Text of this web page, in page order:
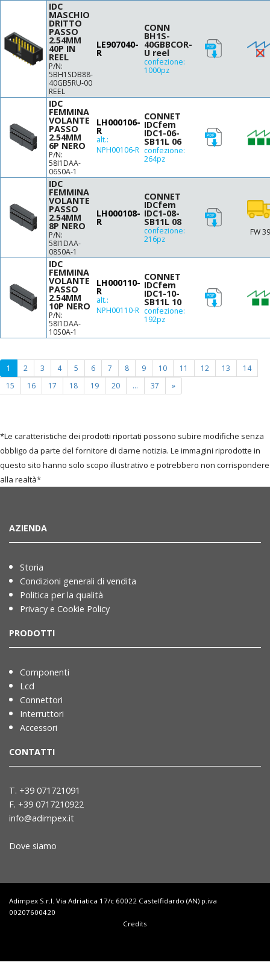
IDC
MASCHIO
DRITTO
PASSO
2.54MM
40P IN
REEL
P/N:
5BH1SDB88-
40GB5RU-00
REEL
LE907040-
R
CONN
BH1S-
40GBBCOR-
U reel
confezione:
1000pz
IDC
FEMMINA
VOLANTE
PASSO
2.54MM
6P NERO
P/N:
58I1DAA-
06S0A-1
LH000106-
R
alt.:
NPH00106-R
CONNET
IDCfem
IDC1-06-
SB11L 06
confezione:
264pz
IDC
FEMMINA
VOLANTE
PASSO
2.54MM
8P NERO
P/N:
58I1DAA-
08S0A-1
LH000108-
R
CONNET
IDCfem
IDC1-08-
SB11L 08
confezione:
216pz
FW 39
IDC
FEMMINA
VOLANTE
PASSO
2.54MM
10P NERO
P/N:
58I1DAA-
10S0A-1
LH000110-
R
alt.:
NPH00110-R
CONNET
IDCfem
IDC1-10-
SB11L 10
confezione:
192pz
1
(current
page)
2 3 4 5 6 7 8 9 10 11 12 13
14
15
16 17 18 19 20 ... 37 »
*Le caratteristiche dei prodotti riportati possono subire modifiche senza
obbligo da parte del fornitore di darne notizia. Le immagini riprodotte in
questo sito hanno solo scopo illustrativo e potrebbero non corrispondere
alla realtà*
AZIENDA
Storia
Condizioni generali di vendita
Politica per la qualità
Privacy e Cookie Policy
PRODOTTI
Componenti
Lcd
Connettori
Interruttori
Accessori
CONTATTI
T. +39 071721091
F. +39 0717210922
info@adimpex.it
Dove siamo
Adimpex S.r.l. Via Adriatica 17/c 60022 Castelfidardo (AN) p.iva
00207600420
Credits